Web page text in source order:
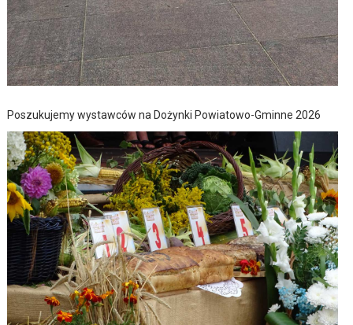
Poszukujemy wystawców na Dożynki Powiatowo-Gminne 2026